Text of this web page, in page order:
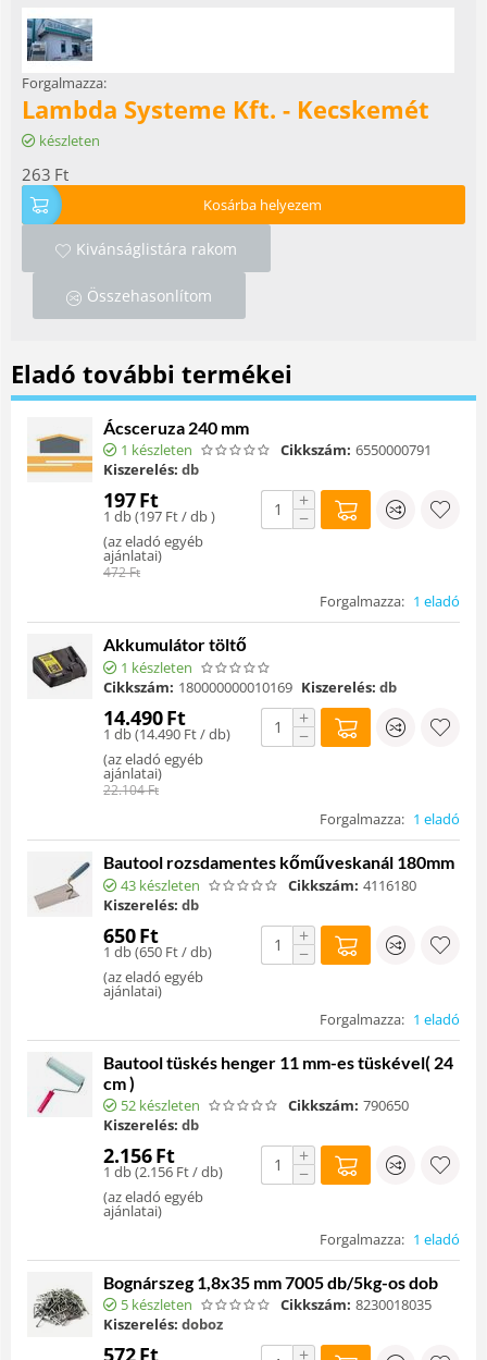
Forgalmazza:
Lambda Systeme Kft. - Kecskemét
készleten
263 Ft
Kosárba helyezem
Kivánságlistára rakom
Összehasonlítom
Eladó további termékei
Ácsceruza 240 mm
1 készleten Cikkszám: 6550000791
Kiszerelés: db
197Ft
1 db (197 Ft/ db )
(az eladó egyéb
ajánlatai)
472Ft
+
−
Forgalmazza: 1 eladó
Akkumulátor töltő
1 készleten
Cikkszám: 180000000010169 Kiszerelés: db
14.490Ft
1 db (14.490 Ft/ db)
(az eladó egyéb
ajánlatai)
22.104Ft
+
−
Forgalmazza: 1 eladó
Bautool rozsdamentes kőműveskanál 180mm
43 készleten Cikkszám: 4116180
Kiszerelés: db
650Ft
1 db (650 Ft/ db)
(az eladó egyéb
ajánlatai)
+
−
Forgalmazza: 1 eladó
Bautool tüskés henger 11 mm-es tüskével( 24
cm )
52 készleten Cikkszám: 790650
Kiszerelés: db
2.156Ft
1 db (2.156 Ft/ db)
(az eladó egyéb
ajánlatai)
+
−
Forgalmazza: 1 eladó
Bognárszeg 1,8x35 mm 7005 db/5kg-os dob
5 készleten Cikkszám: 8230018035
Kiszerelés: doboz
572Ft +